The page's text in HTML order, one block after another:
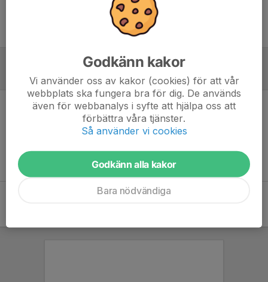
Ingen uppställning ifylld
Referat
Inget referat skrivet
Godkänn kakor
Vi använder oss av kakor (cookies) för att vår
webbplats ska fungera bra för dig. De används
även för webbanalys i syfte att hjälpa oss att
förbättra våra tjänster.
Så använder vi cookies
Godkänn alla kakor
Bara nödvändiga